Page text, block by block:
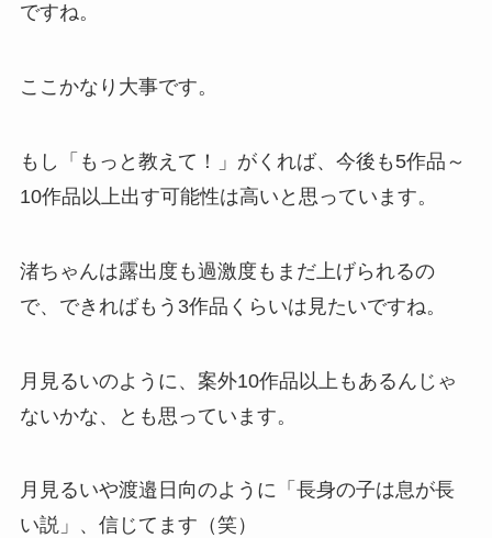
ですね。
ここかなり大事です。
もし「もっと教えて！」がくれば、今後も5作品～
10作品以上出す可能性は高いと思っています。
渚ちゃんは露出度も過激度もまだ上げられるの
で、できればもう3作品くらいは見たいですね。
月見るいのように、案外10作品以上もあるんじゃ
ないかな、とも思っています。
月見るいや渡邉日向のように「長身の子は息が長
い説」、信じてます（笑）